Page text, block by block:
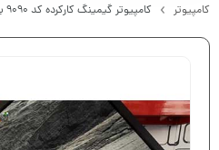
کامپیوتر کامپیوتر گیمینگ کارکرده کد ۹۰۹۰ با مادربرد GIGABYTE-B250M-HD3